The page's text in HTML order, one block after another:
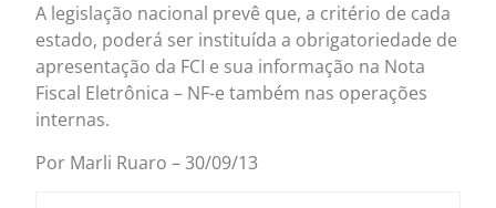
A legislação nacional prevê que, a critério de cada
estado, poderá ser instituída a obrigatoriedade de
apresentação da FCI e sua informação na Nota
Fiscal Eletrônica – NF-e também nas operações
internas.
Por Marli Ruaro – 30/09/13